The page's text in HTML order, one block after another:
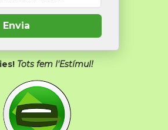
Envia
Tots fem l'Estímul!